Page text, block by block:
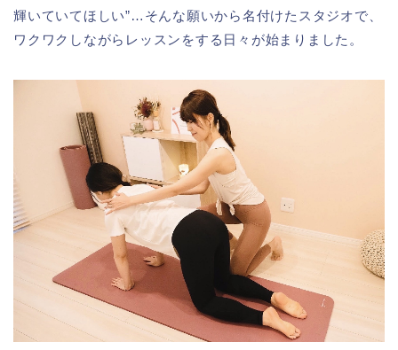
輝いていてほしい”…そんな願いから名付けたスタジオで、
ワクワクしながらレッスンをする日々が始まりました。